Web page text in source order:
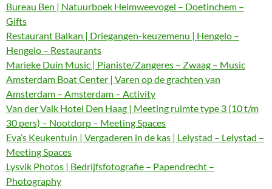
Bureau Ben | Natuurboek Heimweevogel – Doetinchem –
Gifts
Restaurant Balkan | Driegangen-keuzemenu | Hengelo –
Hengelo – Restaurants
Marieke Duin Music | Pianiste/Zangeres – Zwaag – Music
Amsterdam Boat Center | Varen op de grachten van
Amsterdam – Amsterdam – Activity
Van der Valk Hotel Den Haag | Meeting ruimte type 3 (10 t/m
30 pers) – Nootdorp – Meeting Spaces
Eva’s Keukentuin | Vergaderen in de kas | Lelystad – Lelystad –
Meeting Spaces
Lysvik Photos | Bedrijfsfotografie – Papendrecht –
Photography